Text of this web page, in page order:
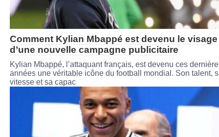
Comment Kylian Mbappé est devenu le visage
d’une nouvelle campagne publicitaire
Kylian Mbappé, l’attaquant français, est devenu ces
années une véritable icône du football mondial. Son talent,
vitesse et sa capac